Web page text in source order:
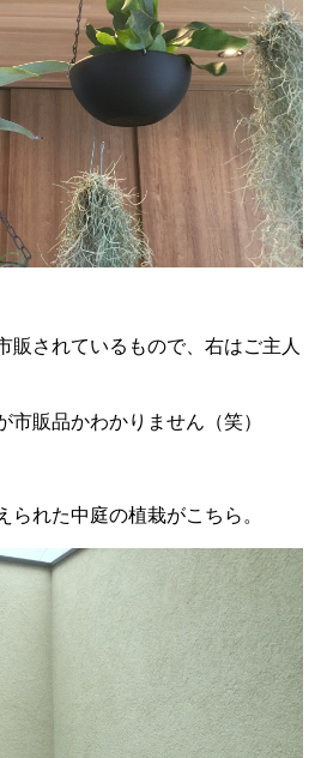
販されているもので、右はご主人
市販品かわかりません（笑）
られた中庭の植栽がこちら。